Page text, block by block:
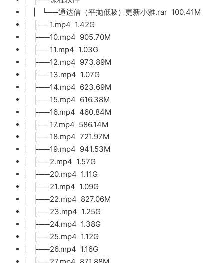
| | └──通达信（平抛低吸）更新小雅.rar 100.41M
| ├──1.mp4 1.42G
| ├──10.mp4 905.70M
| ├──11.mp4 1.03G
| ├──12.mp4 973.89M
| ├──13.mp4 1.07G
| ├──14.mp4 623.69M
| ├──15.mp4 616.38M
| ├──16.mp4 460.84M
| ├──17.mp4 586.14M
| ├──18.mp4 721.97M
| ├──19.mp4 941.53M
| ├──2.mp4 1.57G
| ├──20.mp4 1.11G
| ├──21.mp4 1.09G
| ├──22.mp4 827.06M
| ├──23.mp4 1.25G
| ├──24.mp4 1.38G
| ├──25.mp4 1.12G
| ├──26.mp4 1.16G